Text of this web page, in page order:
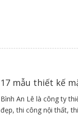
17 mẫu thiết kế
Bình An Lê là công ty
đẹp, thi công nội thất,